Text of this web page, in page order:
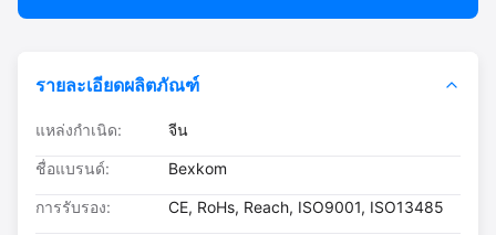
รายละเอียดผลิตภัณฑ์
แหล่งกำเนิด: จีน
ชื่อแบรนด์: Bexkom
การรับรอง: CE, RoHs, Reach, ISO9001, ISO13485